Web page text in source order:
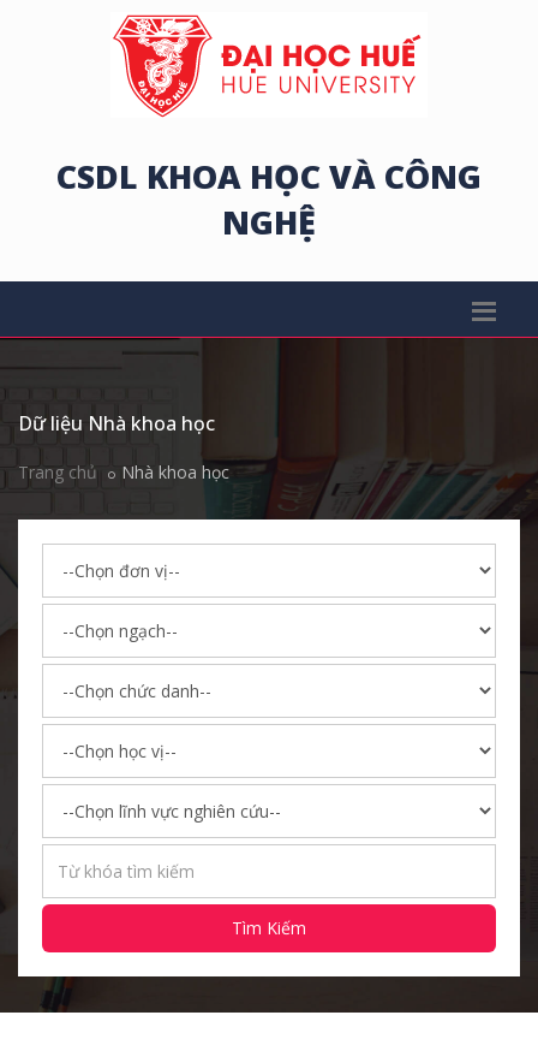
CSDL KHOA HỌC VÀ CÔNG
NGHỆ
Dữ liệu Nhà khoa học
Trang chủ Nhà khoa học
Tìm Kiếm